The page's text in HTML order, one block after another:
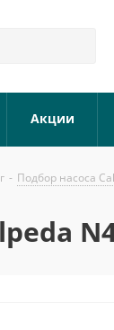
Акции
- Подбор насоса